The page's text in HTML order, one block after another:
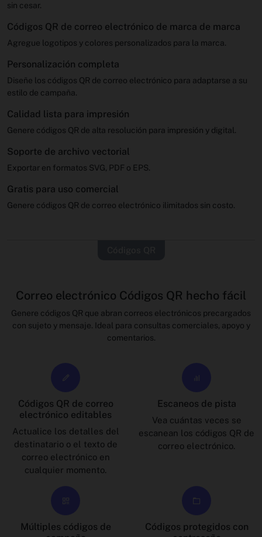
sin cesar.
Códigos QR de correo electrónico de marca de marca
Agregue logotipos y colores personalizados para la marca.
Personalización completa
Diseñe los códigos QR de correo electrónico para adaptarse a su
estilo de campaña.
Calidad lista para impresión
Genere códigos QR de alta resolución para impresión y digital.
Soporte de archivo vectorial
Exportar en formatos SVG, PDF o EPS.
Gratis para uso comercial
Genere códigos QR de correo electrónico ilimitados sin costo.
Correo electrónico Códigos QR hecho fácil
Genere códigos QR que abran correos electrónicos precargados
con sujeto y mensaje. Ideal para consultas comerciales, apoyo y
comentarios.
Códigos QR de correo
electrónico editables
Actualice los detalles del
destinatario o el texto de
correo electrónico en
cualquier momento.
Escaneos de pista
Vea cuántas veces se
escanean los códigos QR de
correo electrónico.
Múltiples códigos de
Códigos protegidos con